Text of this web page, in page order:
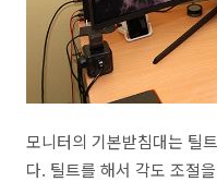
모니터의 기본받침대는 틸
다. 틸트를 해서 각도 조절